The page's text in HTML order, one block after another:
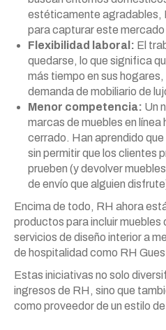
estéticamente agradables,
para capturar este
Flexibilidad laboral: El
quedarse, lo que significa
más tiempo en sus
demanda de mobiliario de
Menor competencia: Un
marcas de muebles en
cerrado. Han aprendido
sin permitir que los clientes
prueben (y devolver
de envío que alguien
Encima de todo, RH ahora
productos para incluir muebles
servicios de diseño interior a
de hospitalidad como RH
Estas iniciativas no solo
ingresos de RH, sino que
como proveedor de un estilo